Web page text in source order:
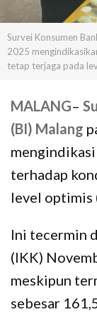
Survei Konsumen
2025
tetap terjaga pada
MALANG–
(BI) Malang
terhadap
level optimis
Ini tecermin
(IKK)
meskipun
sebesar